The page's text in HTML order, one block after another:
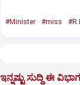
#Minister #miss
ಇನ್ನಷ್ಟು ಸುದ್ದಿ ಈ